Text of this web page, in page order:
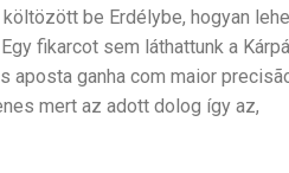
be Erdélybe, hogyan
fikarcot sem láthattunk a
ganha com maior
mert az adott dolog így az,